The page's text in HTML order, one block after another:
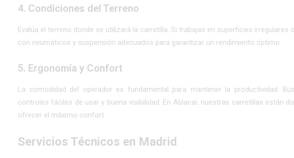
4. Condiciones del Terreno
Evalúa el terreno donde se utilizará la carretilla. Si trabajas en superficies
con neumáticos y suspensión adecuados para garantizar un rendimiento óptimo.
5. Ergonomía y Confort
La comodidad del operador es fundamental para mantener la productividad.
controles fáciles de usar y buena visibilidad. En Ablacar, nuestras carretillas están
ofrecer el máximo confort.
Servicios Técnicos en Madrid